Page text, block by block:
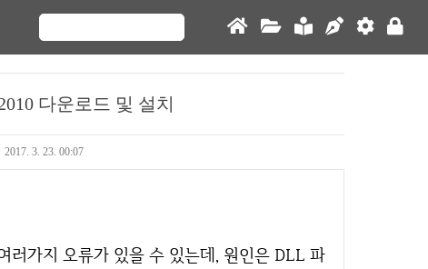
다운로드 및 설치
2017. 3. 23. 00:07